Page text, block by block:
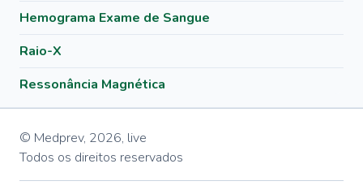
Hemograma Exame de Sangue
Raio-X
Ressonância Magnética
© Medprev, 2026, live
Todos os direitos reservados